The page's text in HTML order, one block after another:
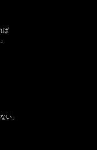
ば
い」